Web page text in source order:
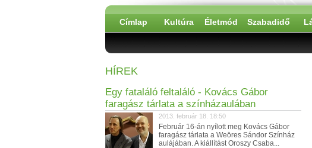
Címlap Kultúra Életmód Szabadidő
HÍREK
Egy fataláló feltaláló - Kovács Gábor
faragász tárlata a színházaulában
2013. február 18. 18:50
Február 16-án nyílott meg Kovács Gábor
faragász tárlata a Weöres Sándor Színház
aulájában. A kiállítást Oroszy Csaba...